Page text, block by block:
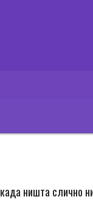
ништа слично